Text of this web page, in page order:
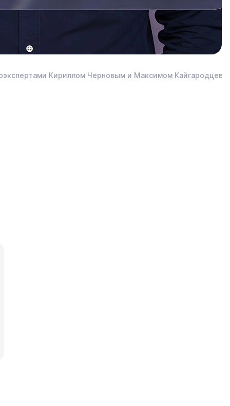
Кириллом Черновым и Максимом